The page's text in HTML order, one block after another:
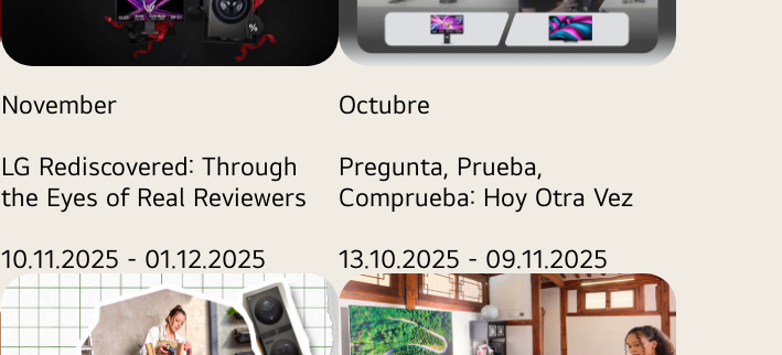
November
LG Rediscovered: Through
the Eyes of Real Reviewers
10.11.2025 - 01.12.2025
Octubre
Pregunta, Prueba,
Comprueba: Hoy Otra Vez
13.10.2025 - 09.11.2025